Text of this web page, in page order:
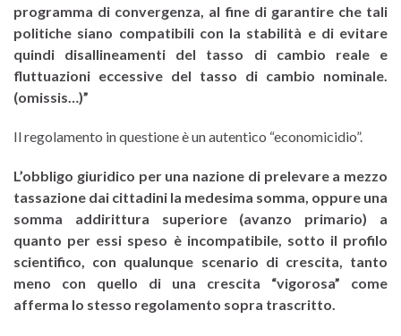
programma di convergenza, al fine di garantire che tali
politiche siano compatibili con la stabilità e di evitare
quindi disallineamenti del tasso di cambio reale e
fluttuazioni eccessive del tasso di cambio nominale.
(omissis…)”
Il regolamento in questione è un autentico “economicidio”.
L’obbligo giuridico per una nazione di prelevare a mezzo
tassazione dai cittadini la medesima somma, oppure una
somma addirittura superiore (avanzo primario) a
quanto per essi speso è incompatibile, sotto il profilo
scientifico, con qualunque scenario di crescita, tanto
meno con quello di una crescita “vigorosa” come
afferma lo stesso regolamento sopra trascritto.